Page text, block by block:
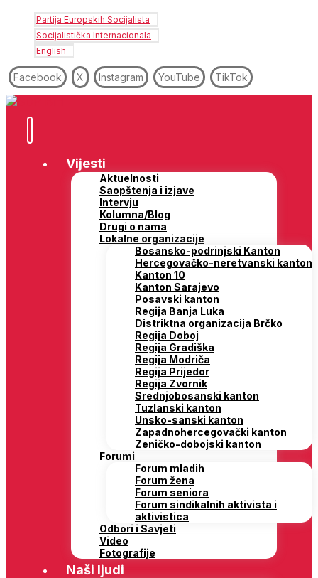
Partija Europskih Socijalista
Socijalistička Internacionala
English
Facebook X Instagram YouTube TikTok
Vijesti
Aktuelnosti
Saopštenja i izjave
Intervju
Kolumna/Blog
Drugi o nama
Lokalne organizacije
Bosansko-podrinjski Kanton
Hercegovačko-neretvanski kanton
Kanton 10
Kanton Sarajevo
Posavski kanton
Regija Banja Luka
Distriktna organizacija Brčko
Regija Doboj
Regija Gradiška
Regija Modriča
Regija Prijedor
Regija Zvornik
Srednjobosanski kanton
Tuzlanski kanton
Unsko-sanski kanton
Zapadnohercegovački kanton
Zeničko-dobojski kanton
Forumi
Forum mladih
Forum žena
Forum seniora
Forum sindikalnih aktivista i
aktivistica
Odbori i Savjeti
Video
Fotografije
Naši ljudi